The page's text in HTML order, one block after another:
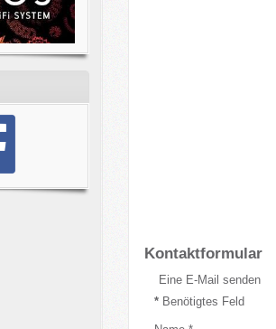
Kontaktformular
Eine E-Mail senden
* Benötigtes Feld